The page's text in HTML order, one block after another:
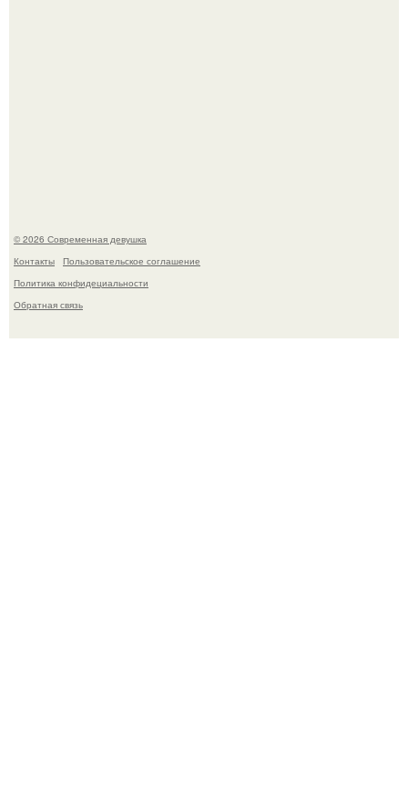
© 2026 Современная девушка
Контакты
Пользовательское соглашение
Политика конфидециальности
Обратная связь